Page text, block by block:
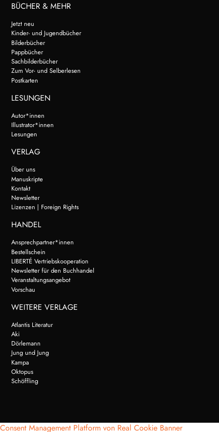
BÜCHER & MEHR
Jetzt neu
Kinder- und Jugendbücher
Bilderbücher
Pappbücher
Sachbilderbücher
Zum Vor- und Selberlesen
Postkarten
LESUNGEN
Autor*innen
Illustrator*innen
Lesungen
VERLAG
Über uns
Manuskripte
Kontakt
Newsletter
Lizenzen | Foreign Rights
HANDEL
Ansprechpartner*innen
Bestellschein
LIBERTÉ Vertriebskooperation
Newsletter für den Buchhandel
Veranstaltungsangebot
Vorschau
WEITERE VERLAGE
Atlantis Literatur
Aki
Dörlemann
Jung und Jung
Kampa
Oktopus
Schöffling
Consent Management Platform von Real Cookie Banner